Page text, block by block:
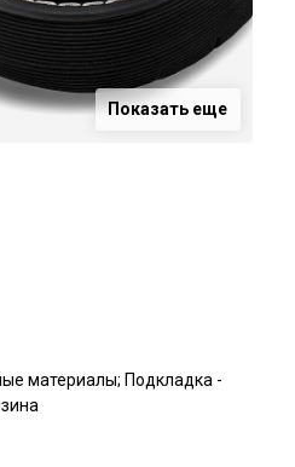
Показать еще
материалы; Подкладка -